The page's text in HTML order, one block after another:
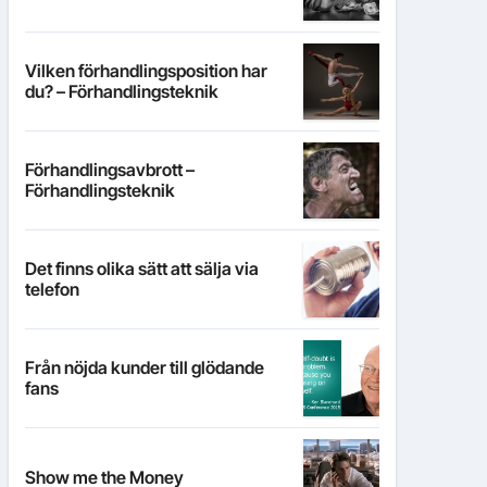
Vilken förhandlingsposition har
du? – Förhandlingsteknik
Förhandlingsavbrott –
Förhandlingsteknik
Det finns olika sätt att sälja via
telefon
Från nöjda kunder till glödande
fans
Show me the Money